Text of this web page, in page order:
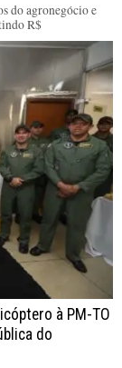
do agronegócio e
R$
à PM-TO
do